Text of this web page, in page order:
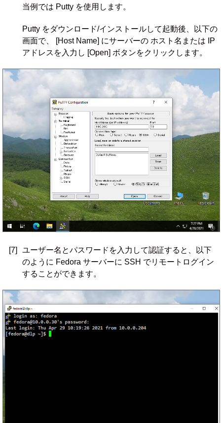
当例では Putty を使用します。
Putty をダウンロード/インストールして起動後、以下の
画面で、 [Host Name] にサーバーの ホスト名または IP
アドレスを入力し [Open] ボタンをクリックします。
[7]
ユーザー名とパスワードを入力して認証すると、以下
のように Fedora サーバーに SSH でリモートログイン
することができます。